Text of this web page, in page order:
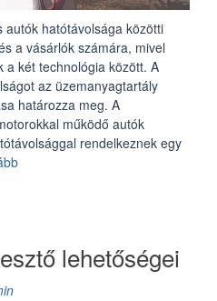
hatótávolsága közötti
a vásárlók számára, mivel
a két technológia között. A
az üzemanyagtartály
határozza meg. A
működő autók
rendelkeznek egy
„Benzines
nézzük lehetőségei